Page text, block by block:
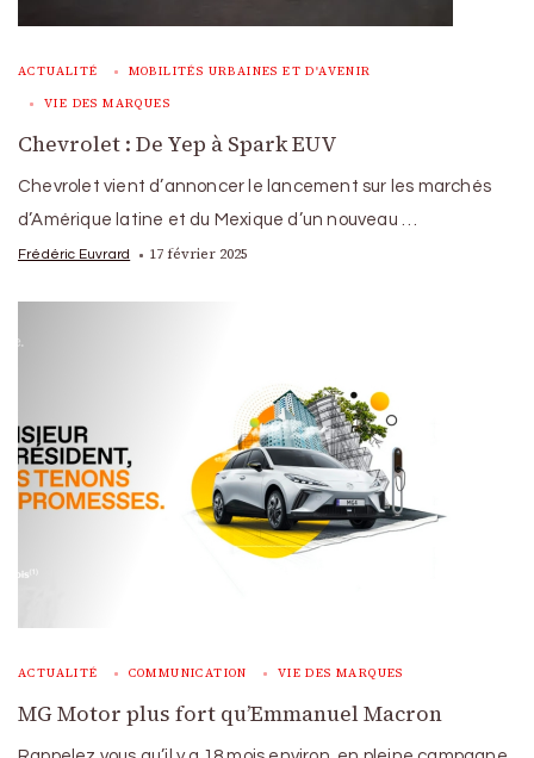
ACTUALITÉ MOBILITÉS URBAINES ET D'AVENIR
VIE DES MARQUES
Chevrolet : De Yep à Spark EUV
Chevrolet vient d’annoncer le lancement sur les marchés
d’Amérique latine et du Mexique d’un nouveau …
Frédéric Euvrard 17 février 2025
ACTUALITÉ COMMUNICATION VIE DES MARQUES
MG Motor plus fort qu’Emmanuel Macron